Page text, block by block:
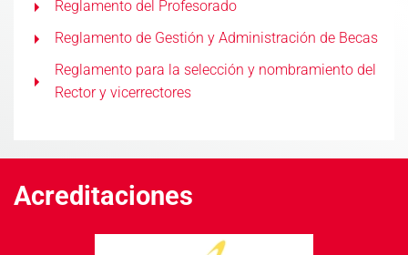
Reglamento del Profesorado
Reglamento de Gestión y Administración de Becas
Reglamento para la selección y nombramiento del
Rector y vicerrectores
Acreditaciones